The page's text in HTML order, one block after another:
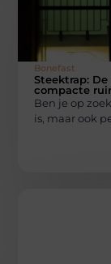
Bonefast
Steektrap:
compacte
Ben je op
is, maar ook